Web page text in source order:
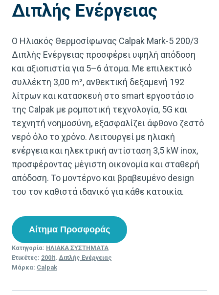
Διπλής Ενέργειας
Ο Ηλιακός Θερμοσίφωνας Calpak Mark-5 200/3
Διπλής Ενέργειας προσφέρει υψηλή απόδοση
και αξιοπιστία για 5–6 άτομα. Με επιλεκτικό
συλλέκτη 3,00 m², ανθεκτική δεξαμενή 192
λίτρων και κατασκευή στο smart εργοστάσιο
της Calpak με ρομποτική τεχνολογία, 5G και
τεχνητή νοημοσύνη, εξασφαλίζει άφθονο ζεστό
νερό όλο το χρόνο. Λειτουργεί με ηλιακή
ενέργεια και ηλεκτρική αντίσταση 3,5 kW inox,
προσφέροντας μέγιστη οικονομία και σταθερή
απόδοση. Το μοντέρνο και βραβευμένο design
του τον καθιστά ιδανικό για κάθε κατοικία.
Αίτημα Προσφοράς
Κατηγορία: ΗΛΙΑΚΑ ΣΥΣΤΗΜΑΤΑ
Ετικέτες: 200lt, Διπλής Ενέργειας
Μάρκα: Calpak